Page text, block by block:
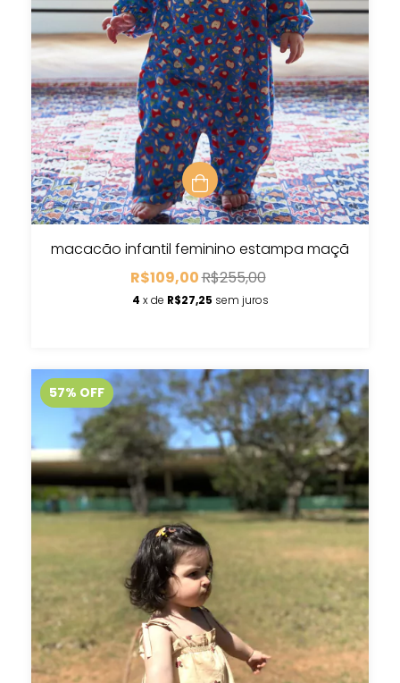
macacão infantil feminino estampa maçã
R$109,00R$255,00
4 x de R$27,25 sem juros
57% OFF